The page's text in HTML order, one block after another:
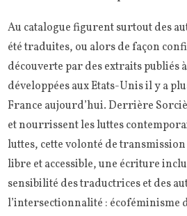
Au catalogue figurent surtout des
été traduites, ou alors de façon
découverte par des extraits publiés
développées aux Etats-Unis il y a
France aujourd’hui. Derrière
et nourrissent les luttes
luttes, cette volonté de
libre et accessible, une écriture
sensibilité des traductrices et des
l’intersectionnalité : écoféminisme